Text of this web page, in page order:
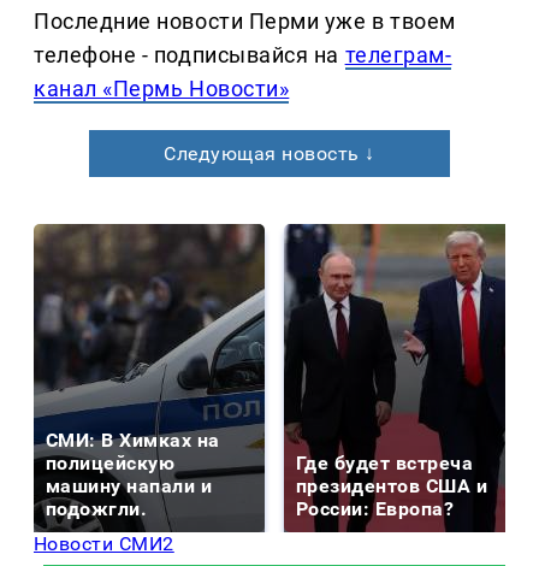
Последние новости Перми уже в твоем
телефоне - подписывайся на телеграм-
канал «Пермь Новости»
Следующая новость ↓
СМИ: В Химках на
полицейскую
машину напали и
подожгли.
Где будет встреча
президентов США и
России: Европа?
Новости СМИ2